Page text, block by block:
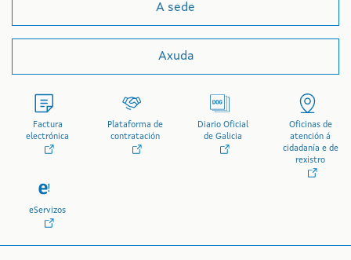
A sede
Axuda
Factura
electrónica
Plataforma de
contratación
Diario Oficial
de Galicia
Oficinas de
atención á
cidadanía e de
rexistro
eServizos